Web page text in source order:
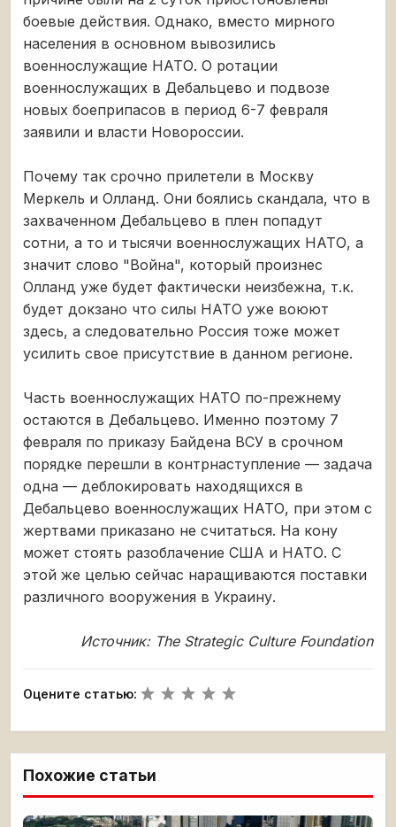
боевые действия. Однако, вместо мирного
населения в основном вывозились
военнослужащие НАТО. О ротации
военнослужащих в Дебальцево и подвозе
новых боеприпасов в период 6-7 февраля
заявили и власти Новороссии.
Почему так срочно прилетели в Москву
Меркель и Олланд. Они боялись скандала, что в
захваченном Дебальцево в плен попадут
сотни, а то и тысячи военнослужащих НАТО, а
значит слово "Война", который произнес
Олланд уже будет фактически неизбежна, т.к.
будет докзано что силы НАТО уже воюют
здесь, а следовательно Россия тоже может
усилить свое присутствие в данном регионе.
Часть военнослужащих НАТО по-прежнему
остаются в Дебальцево. Именно поэтому 7
февраля по приказу Байдена ВСУ в срочном
порядке перешли в контрнаступление — задача
одна — деблокировать находящихся в
Дебальцево военнослужащих НАТО, при этом с
жертвами приказано не считаться. На кону
может стоять разоблачение США и НАТО. С
этой же целью сейчас наращиваются поставки
различного вооружения в Украину.
Источник: The Strategic Culture Foundation
Оцените статью:
Похожие статьи